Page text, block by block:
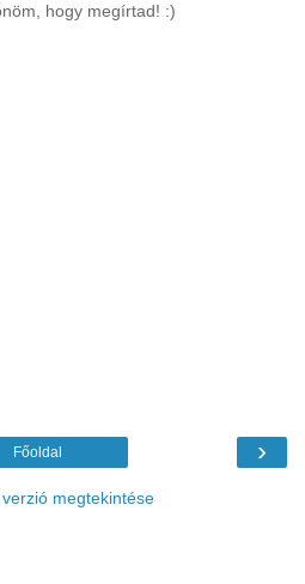
hogy megírtad! :)
›
Főoldal
megtekintése